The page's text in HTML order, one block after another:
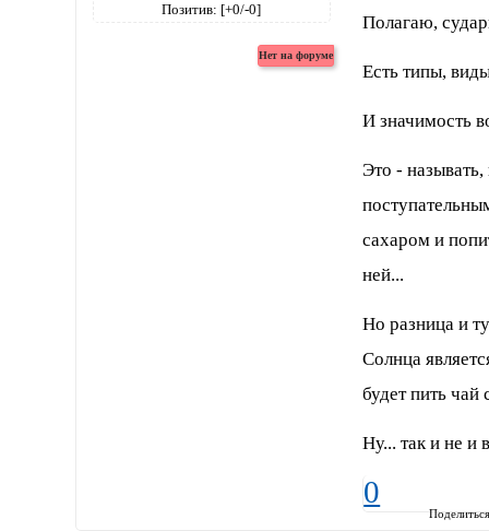
Позитив: [+0/-0]
Полагаю,
Есть типы,
И значимость
Это -
сахаром и
ней...
Но разница и
Солнца
будет пить
Ну... так и не и
0